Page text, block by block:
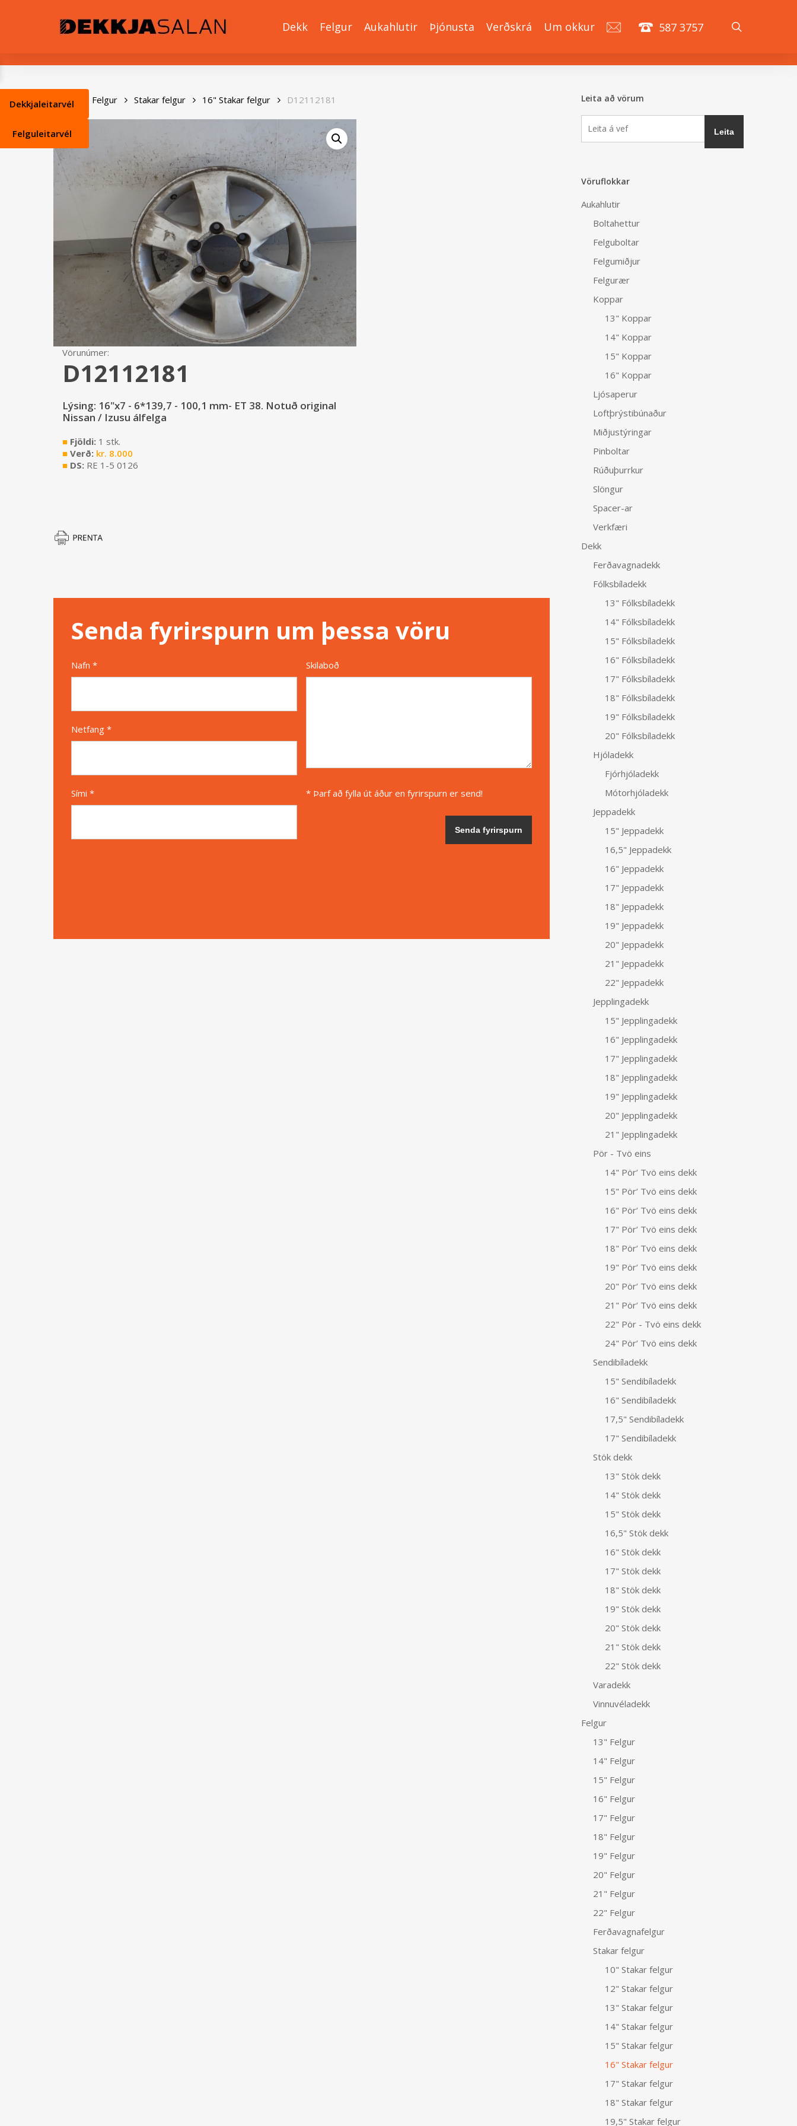
Dekk Felgur Aukahlutir Þjónusta Verðskrá Um okkur 587 3757
Heim Felgur Stakar felgur 16" Stakar felgur D12112181
Vörunúmer:
D12112181
Lýsing: 16"x7 - 6*139,7 - 100,1 mm- ET 38. Notuð original
Nissan / Izusu álfelga
■ Fjöldi: 1 stk.
■ Verð: kr. 8.000
■ DS: RE 1-5 0126
Senda fyrirspurn um þessa vöru
Nafn *
Netfang *
Sími *
Skilaboð
* Þarf að fylla út áður en fyrirspurn er send!
Leita að vörum
Vöruflokkar
Aukahlutir
Boltahettur
Felguboltar
Felgumiðjur
Felgurær
Koppar
13" Koppar
14" Koppar
15" Koppar
16" Koppar
Ljósaperur
Loftþrýstibúnaður
Miðjustýringar
Pinboltar
Rúðuþurrkur
Slöngur
Spacer-ar
Verkfæri
Dekk
Ferðavagnadekk
Fólksbíladekk
13" Fólksbíladekk
14" Fólksbíladekk
15" Fólksbíladekk
16" Fólksbíladekk
17" Fólksbíladekk
18" Fólksbíladekk
19" Fólksbíladekk
20" Fólksbíladekk
Hjóladekk
Fjórhjóladekk
Mótorhjóladekk
Jeppadekk
15" Jeppadekk
16,5" Jeppadekk
16" Jeppadekk
17" Jeppadekk
18" Jeppadekk
19" Jeppadekk
20" Jeppadekk
21" Jeppadekk
22" Jeppadekk
Jepplingadekk
15" Jepplingadekk
16" Jepplingadekk
17" Jepplingadekk
18" Jepplingadekk
19" Jepplingadekk
20" Jepplingadekk
21" Jepplingadekk
Pör - Tvö eins
14" Pör’ Tvö eins dekk
15" Pör’ Tvö eins dekk
16" Pör’ Tvö eins dekk
17" Pör’ Tvö eins dekk
18" Pör’ Tvö eins dekk
19" Pör’ Tvö eins dekk
20" Pör’ Tvö eins dekk
21" Pör’ Tvö eins dekk
22" Pör - Tvö eins dekk
24" Pör’ Tvö eins dekk
Sendibíladekk
15" Sendibíladekk
16" Sendibíladekk
17,5" Sendibíladekk
17" Sendibíladekk
Stök dekk
13" Stök dekk
14" Stök dekk
15" Stök dekk
16,5" Stök dekk
16" Stök dekk
17" Stök dekk
18" Stök dekk
19" Stök dekk
20" Stök dekk
21" Stök dekk
22" Stök dekk
Varadekk
Vinnuvéladekk
Felgur
13" Felgur
14" Felgur
15" Felgur
16" Felgur
17" Felgur
18" Felgur
19" Felgur
20" Felgur
21" Felgur
22" Felgur
Ferðavagnafelgur
Stakar felgur
10" Stakar felgur
12" Stakar felgur
13" Stakar felgur
14" Stakar felgur
15" Stakar felgur
16" Stakar felgur
17" Stakar felgur
18" Stakar felgur
19,5" Stakar felgur
Dekkjaleitarvél
Felguleitarvél